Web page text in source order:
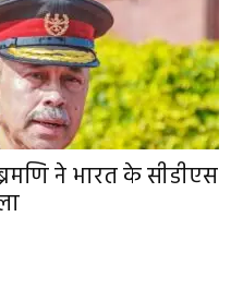
ने भारत के सीडीएस